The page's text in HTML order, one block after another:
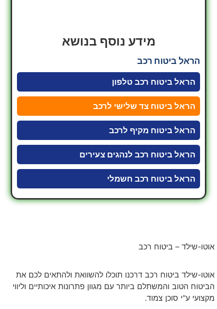
מידע נוסף בנושא
הראל ביטוח רכב
הראל ביטוח רכב טלפון
הראל ביטוח צד שלישי לרכב
הראל ביטוח מקיף לרכב
הראל ביטוח רכב לנהגים צעירים
הראל ביטוח רכב חשמלי
אוטו-שילד – ביטוח רכב
אוטו-שילד ביטוח רכב דרכנו תוכלו להשוואת ולהתאים לכם את
הביטוח הטוב והמשתלם ביותר עם מגוון פתרונות איכותיים וליווי
מקצועי ע"י סוכן צמוד.